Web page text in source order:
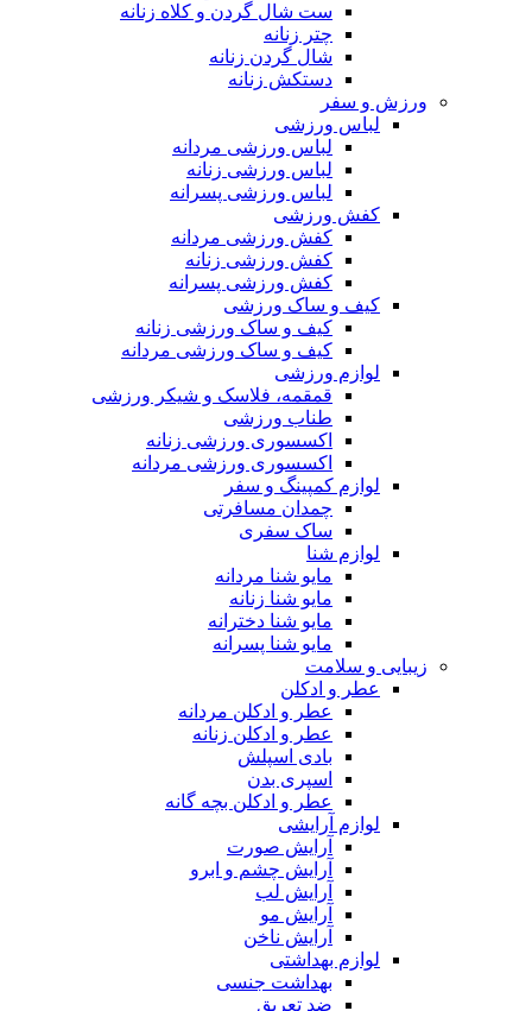
ست شال گردن و کلاه زنانه
چتر زنانه
شال گردن زنانه
دستکش زنانه
ورزش و سفر
لباس ورزشی
لباس ورزشی مردانه
لباس ورزشی زنانه
لباس ورزشی پسرانه
کفش ورزشی
کفش ورزشی مردانه
کفش ورزشی زنانه
کفش ورزشی پسرانه
کیف و ساک ورزشی
کیف و ساک ورزشی زنانه
کیف و ساک ورزشی مردانه
لوازم ورزشی
قمقمه، فلاسک و شیکر ورزشی
طناب ورزشی
اکسسوری ورزشی زنانه
اکسسوری ورزشی مردانه
لوازم کمپینگ و سفر
چمدان مسافرتی
ساک سفری
لوازم شنا
مایو شنا مردانه
مایو شنا زنانه
مایو شنا دخترانه
مایو شنا پسرانه
زیبایی و سلامت
عطر و ادکلن
عطر و ادکلن مردانه
عطر و ادکلن زنانه
بادی اسپلش
اسپری بدن
عطر و ادکلن بچه گانه
لوازم آرایشی
آرایش صورت
آرایش چشم و ابرو
آرایش لب
آرایش مو
آرایش ناخن
لوازم بهداشتی
بهداشت جنسی
ضد تعریق